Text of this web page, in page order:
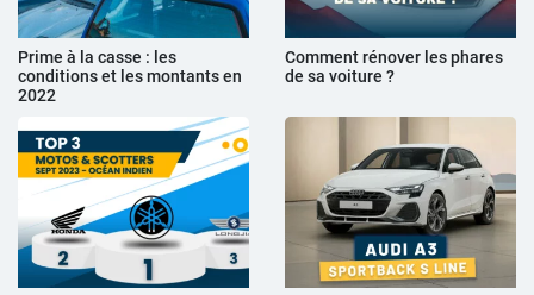
Prime à la casse : les
conditions et les montants en
2022
Comment rénover les phares
de sa voiture ?